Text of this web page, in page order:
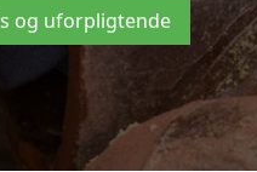
og uforpligtende